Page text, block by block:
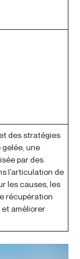
des stratégies
gelée, une
par des
l’articulation de
les causes, les
récupération
améliorer